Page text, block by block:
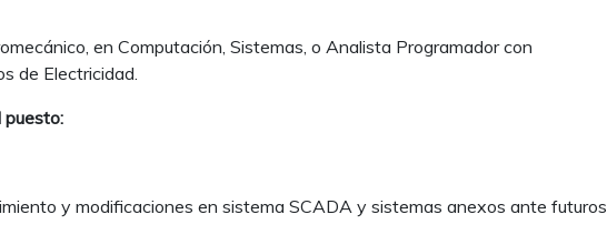
en Computación, Sistemas, o Analista Programador con
de Electricidad.
puesto:
y modificaciones en sistema SCADA y sistemas anexos ante futuros